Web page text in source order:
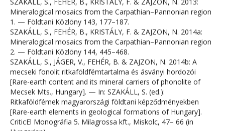
Mineralogical mosaics from the Carpathian–Pannonian region
1. — Földtani Közlöny 143, 177–187.
SZAKÁLL, S., FEHÉR, B., KRISTÁLY, F. & ZAJZON, N. 2014a:
Mineralogical mosaics from the Carpathian–Pannonian region
2. — Földtani Közlöny 144, 445–468.
SZAKÁLL, S., JÁGER, V., FEHÉR, B. & ZAJZON, N. 2014b: A
mecseki fonolit ritkaföldfémtartalma és ásványi hordozói
[Rare-earth content and its mineral carriers of phonolite of
Mecsek Mts., Hungary]. — In: SZAKÁLL, S. (ed.):
Ritkaföldfémek magyarországi földtani képződményekben
[Rare-earth elements in geological formations of Hungary].
CriticEl Monográfia 5. Milagrossa kft., Miskolc, 47– 66 (in